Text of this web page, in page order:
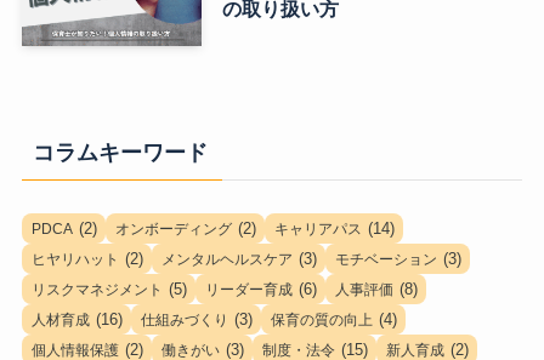
の取り扱い方
コラムキーワード
PDCA (2) オンボーディング (2) キャリアパス (14)
ヒヤリハット (2) メンタルヘルスケア (3) モチベーション (3)
リスクマネジメント (5) リーダー育成 (6) 人事評価 (8)
人材育成 (16) 仕組みづくり (3) 保育の質の向上 (4)
個人情報保護 (2) 働きがい (3) 制度・法令 (15) 新人育成 (2)